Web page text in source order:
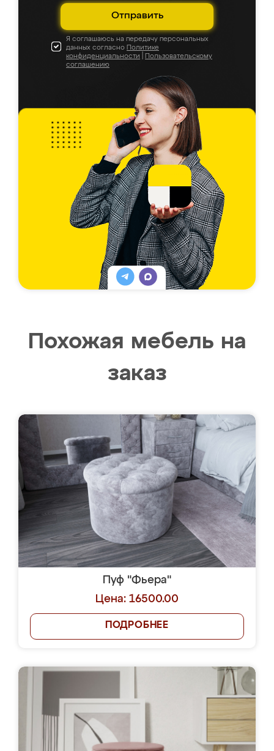
Отправить
Я соглашаюсь на передачу персональных
данных согласно Политике
конфиденциальности
Пользовательскому
соглашению
Похожая мебель на
заказ
Пуф "Фьера"
Цена: 16500.00
ПОДРОБНЕЕ